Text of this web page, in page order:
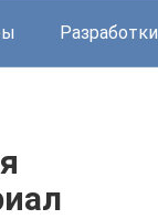
Разработки